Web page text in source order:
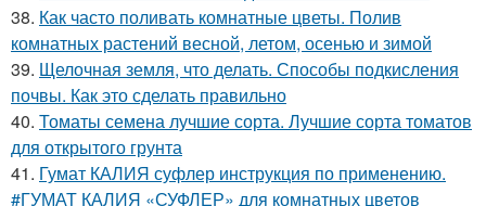
38. Как часто поливать комнатные цветы. Полив
комнатных растений весной, летом, осенью и зимой
39. Щелочная земля, что делать. Способы подкисления
почвы. Как это сделать правильно
40. Томаты семена лучшие сорта. Лучшие сорта томатов
для открытого грунта
41. Гумат КАЛИЯ суфлер инструкция по применению.
#ГУМАТ КАЛИЯ «СУФЛЕР» для комнатных цветов